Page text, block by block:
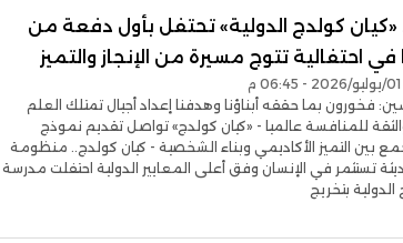
«كيان كولدج الدولية» تحتفل بأول دفعة من
في احتفالية تتوج مسيرة من الإنجاز والتميز
فخورون بما حققه أبناؤنا وهدفنا إعداد أجيال تمتلك العلم
للمنافسة عالميا - «كيان كولدج» تواصل تقديم نموذج
بين التميز الأكاديمي وبناء الشخصية - كيان كولدج.. منظومة
تستثمر في الإنسان وفق أعلى المعايير الدولية احتفلت مدرسة
بتخريج